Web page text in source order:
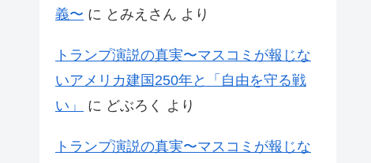
義〜 に とみえさん より
トランプ演説の真実〜マスコミが報じな
いアメリカ建国250年と「自由を守る戦
い」
に どぶろく より
トランプ演説の真実〜マスコミが報じな